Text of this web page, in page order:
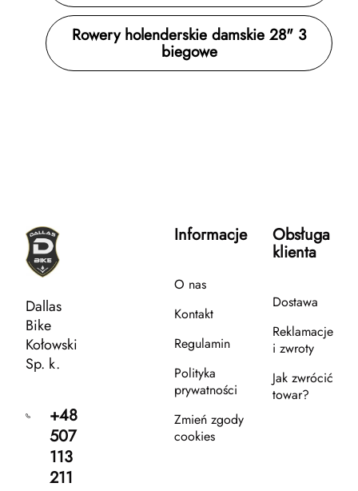
Rowery holenderskie damskie 28" 3
biegowe
Dallas
Bike
Kołowski
Sp. k.
+48
507
113
211
Informacje
O nas
Kontakt
Regulamin
Polityka
prywatności
Zmień zgody
cookies
Obsługa
klienta
Dostawa
Reklamacje
i zwroty
Jak zwrócić
towar?